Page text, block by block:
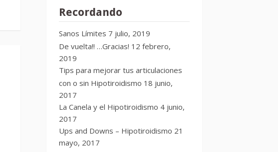
Recordando
Sanos Límites 7 julio, 2019
De vuelta!! …Gracias! 12 febrero,
2019
Tips para mejorar tus articulaciones
con o sin Hipotiroidismo 18 junio,
2017
La Canela y el Hipotiroidismo 4 junio,
2017
Ups and Downs – Hipotiroidismo 21
mayo, 2017